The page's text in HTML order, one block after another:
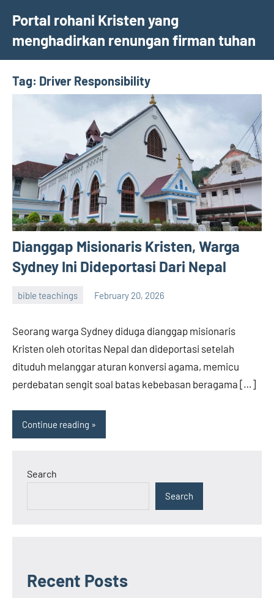
content
Portal rohani Kristen yang
menghadirkan renungan firman tuhan
Tag: Driver Responsibility
Dianggap Misionaris Kristen, Warga
Sydney Ini Dideportasi Dari Nepal
bible teachings February 20, 2026
Seorang warga Sydney diduga dianggap misionaris
Kristen oleh otoritas Nepal dan dideportasi setelah
dituduh melanggar aturan konversi agama, memicu
perdebatan sengit soal batas kebebasan beragama […]
Continue reading
Search
Search
Recent Posts